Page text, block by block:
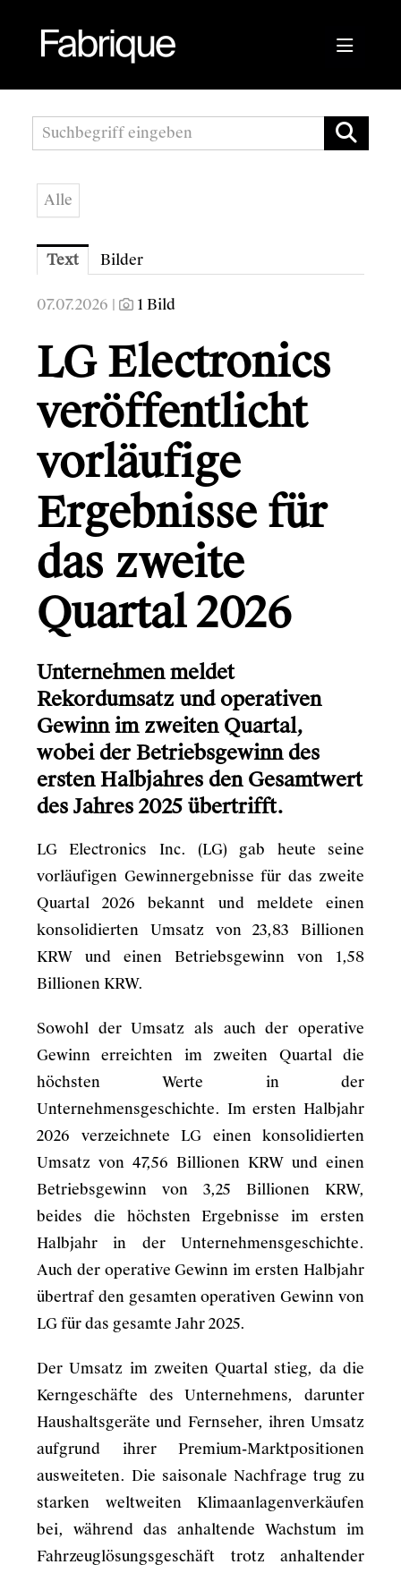
Pressemitteilungen
Fabrique Agency
Bioblo
Sunshine Mastering
Austrian Audio
Gründerio
Canal+
Learning Hospital
Friends in Flats
LG
Info
Kontakt
Alle
Text Bilder
07.07.2026 | 1 Bild
LG Electronics
veröffentlicht
vorläufige
Ergebnisse für
das zweite
Quartal 2026
Unternehmen meldet
Rekordumsatz und operativen
Gewinn im zweiten Quartal,
wobei der Betriebsgewinn des
ersten Halbjahres den Gesamtwert
des Jahres 2025 übertrifft.
LG Electronics Inc. (LG) gab heute seine
vorläufigen Gewinnergebnisse für das zweite
Quartal 2026 bekannt und meldete einen
konsolidierten Umsatz von 23,83 Billionen
KRW und einen Betriebsgewinn von 1,58
Billionen KRW.
Sowohl der Umsatz als auch der operative
Gewinn erreichten im zweiten Quartal die
höchsten Werte in der
Unternehmensgeschichte. Im ersten Halbjahr
2026 verzeichnete LG einen konsolidierten
Umsatz von 47,56 Billionen KRW und einen
Betriebsgewinn von 3,25 Billionen KRW,
beides die höchsten Ergebnisse im ersten
Halbjahr in der Unternehmensgeschichte.
Auch der operative Gewinn im ersten Halbjahr
übertraf den gesamten operativen Gewinn von
LG für das gesamte Jahr 2025.
Der Umsatz im zweiten Quartal stieg, da die
Kerngeschäfte des Unternehmens, darunter
Haushaltsgeräte und Fernseher, ihren Umsatz
aufgrund ihrer Premium-Marktpositionen
ausweiteten. Die saisonale Nachfrage trug zu
starken weltweiten Klimaanlagenverkäufen
bei, während das anhaltende Wachstum im
Fahrzeuglösungsgeschäft trotz anhaltender